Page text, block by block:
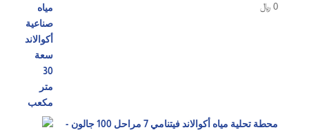
تم التقييم
0 ﷼
محطة تحلية مياه أكوالاند فيتنامي 7 مراحل 100 جالون -